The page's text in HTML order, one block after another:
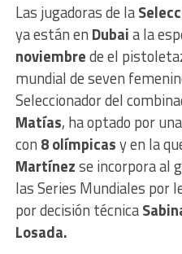
Las jugadoras de la
ya están en Dubaia la
noviembrede el
mundial de seven
Seleccionador del
Matías, ha optado por
con 8 olímpicasy en la
Martínezse incorpora al
las Series Mundiales por
por decisión técnica
Losada.